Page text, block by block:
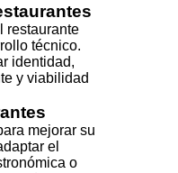
restaurante
técnico.
identidad,
y viabilidad
mejorar su
el
o